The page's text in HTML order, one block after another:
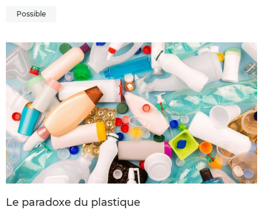
Possible
Le paradoxe du plastique